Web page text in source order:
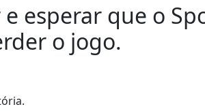
esperar que o
o jogo.